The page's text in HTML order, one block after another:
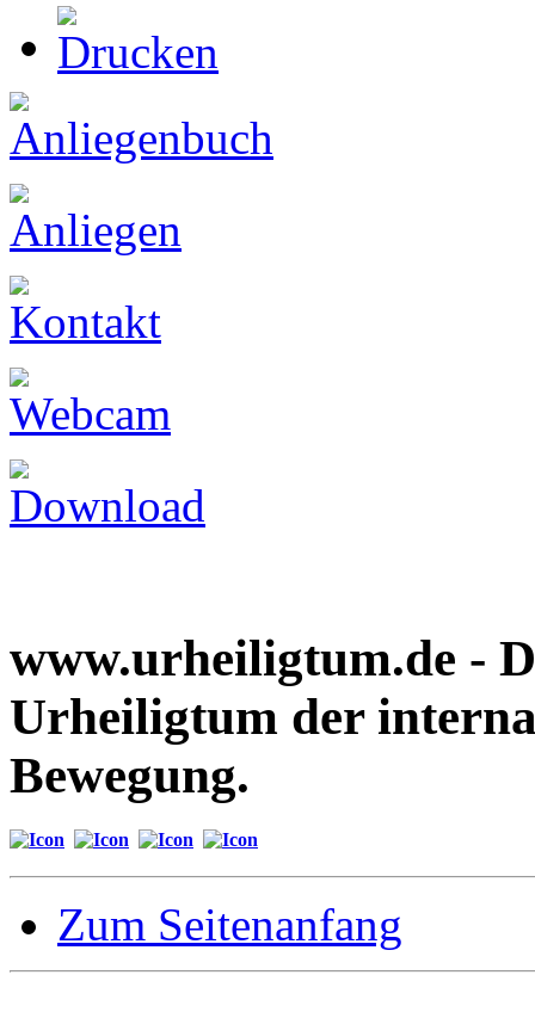
www.urheiligtum.de -
Urheiligtum der
Bewegung.
Zum Seitenanfang